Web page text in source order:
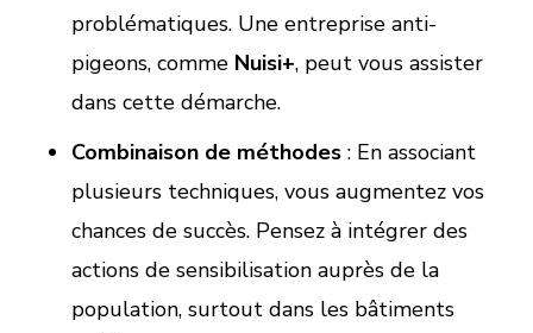
problématiques. Une entreprise anti-
pigeons, comme Nuisi+, peut vous assister
dans cette démarche.
Combinaison de méthodes: En associant
plusieurs techniques, vous augmentez vos
chances de succès. Pensez à intégrer des
actions de sensibilisation auprès de la
population, surtout dans les bâtiments